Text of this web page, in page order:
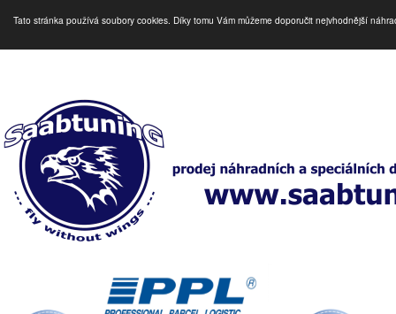
Tato stránka používá soubory cookies. Díky tomu Vám můžeme doporučit nejvhodnější